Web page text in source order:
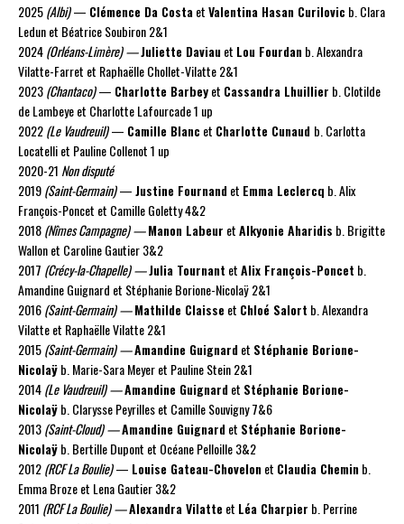
2025(Albi)— Clémence Da CostaetValentina Hasan Curilovic b. Clara
Ledun et Béatrice Soubiron 2&1
2024(Orléans-Limère) —Juliette Daviauet Lou Fourdanb. Alexandra
Vilatte-Farret et Raphaëlle Chollet-Vilatte 2&1
2023(Chantaco)— Charlotte Barbeyet Cassandra Lhuillier b. Clotilde
de Lambeye et Charlotte Lafourcade 1 up
2022(Le Vaudreuil)— Camille Blanc et Charlotte Cunaud b. Carlotta
Locatelli et Pauline Collenot 1 up
2020-21 Non disputé
2019(Saint-Germain)—Justine Fournandet Emma Leclercq b. Alix
François-Poncet et Camille Goletty 4&2
2018(Nîmes Campagne) —Manon Labeur etAlkyonie Aharidis b. Brigitte
Wallon et Caroline Gautier 3&2
2017 (Crécy-la-Chapelle) —Julia Tournant etAlix François-Poncet b.
Amandine Guignard et Stéphanie Borione-Nicolaÿ 2&1
2016(Saint-Germain) —Mathilde Claisseet Chloé Salort b. Alexandra
Vilatte et Raphaëlle Vilatte 2&1
2015(Saint-Germain) —Amandine Guignardet Stéphanie Borione-
Nicolaÿb. Marie-Sara Meyer et Pauline Stein 2&1
2014(Le Vaudreuil) —Amandine Guignardet Stéphanie Borione-
Nicolaÿb. Clarysse Peyrilles et Camille Souvigny 7&6
2013(Saint-Cloud) —Amandine Guignardet Stéphanie Borione-
Nicolaÿb. Bertille Dupont et Océane Pelloille 3&2
2012(RCF La Boulie)— Louise Gateau-Chovelonet Claudia Cheminb.
Emma Broze et Lena Gautier 3&2
2011 (RCF La Boulie) —Alexandra Vilatteet Léa Charpier b. Perrine